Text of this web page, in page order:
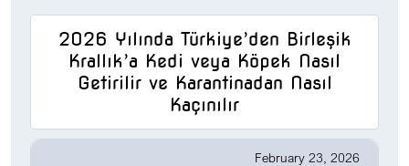
2026 Yılında Türkiye’den Birleşik
Krallık’a Kedi veya Köpek Nasıl
Getirilir ve Karantinadan Nasıl
Kaçınılır
February 23, 2026